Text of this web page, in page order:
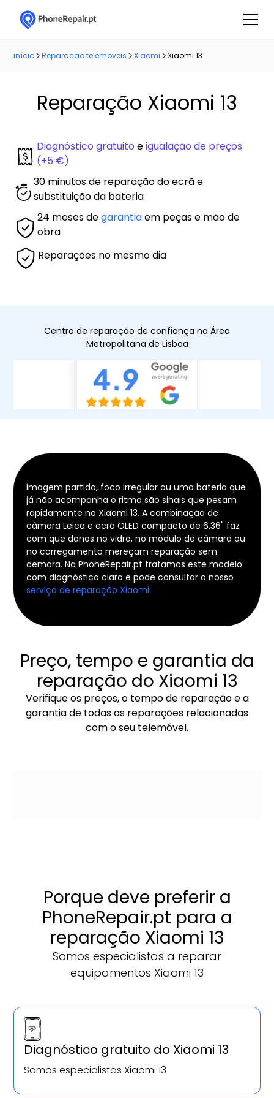
início Reparacao telemoveis Xiaomi Xiaomi 13
Reparação Xiaomi 13
Diagnóstico gratuito eigualação de preços
(+5 €)
30 minutos de reparação do ecrã e
substituição da bateria
24 meses degarantiaem peças e mão de
obra
Reparações no mesmo dia
Centro de reparação de confiança na Área
Metropolitana de Lisboa
Imagem partida, foco irregular ou uma bateria que
já não acompanha o ritmo são sinais que pesam
rapidamente no Xiaomi 13. A combinação de
câmara Leica e ecrã OLED compacto de 6,36" faz
com que danos no vidro, no módulo de câmara ou
no carregamento mereçam reparação sem
demora. Na PhoneRepair.pt tratamos este modelo
com diagnóstico claro e pode consultar o nosso
serviço de reparação Xiaomi.
Preço, tempo e garantia da
reparação do Xiaomi 13
Verifique os preços, o tempo de reparação e a
garantia de todas as reparações relacionadas
com o seu telemóvel.
Porque deve preferir a
PhoneRepair.pt para a
reparação Xiaomi 13
Somos especialistas a reparar
equipamentos Xiaomi 13
Diagnóstico gratuito do Xiaomi 13
Somos especialistas Xiaomi 13